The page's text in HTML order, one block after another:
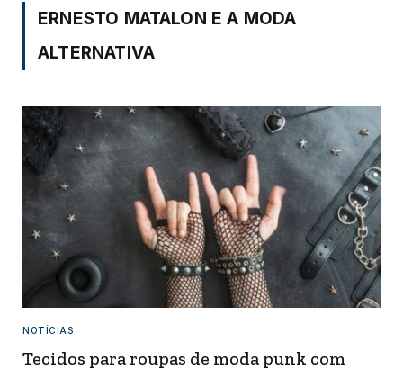
ERNESTO MATALON E A MODA
ALTERNATIVA
NOTÍCIAS
Tecidos para roupas de moda punk com